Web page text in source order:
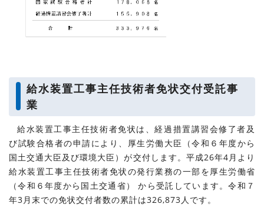
給水装置工事主任技術者免状交付受託事
業
給水装置工事主任技術者免状は、経過措置講習会修了者及
び試験合格者の申請により、厚生労働大臣（令和６年度から
国土交通大臣及び環境大臣）が交付します。平成26年4月より
給水装置工事主任技術者免状の発行業務の一部を厚生労働省
（令和６年度から国土交通省） から受託しています。令和７
年3月末での免状交付者数の累計は326,873人です。